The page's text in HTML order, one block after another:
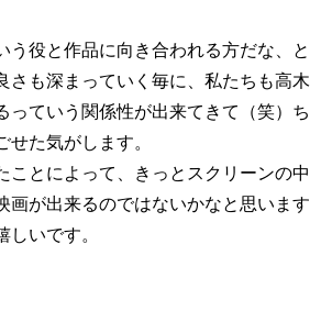
役と作品に向き合われる方だな、と
さも深まっていく毎に、私たちも高木
っていう関係性が出来てきて（笑）ち
た気がします。
ことによって、きっとスクリーンの中
画が出来るのではないかなと思います
いです。